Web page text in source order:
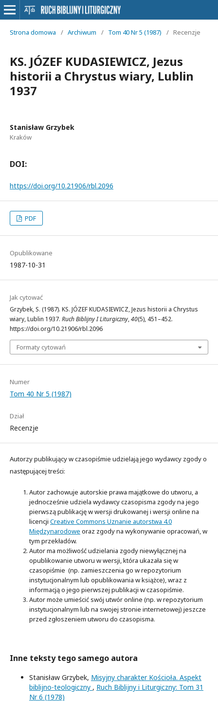
Strona domowa / Archiwum / Tom 40 Nr 5 (1987) / Recenzje
KS. JÓZEF KUDASIEWICZ, Jezus
historii a Chrystus wiary, Lublin
1937
Stanisław Grzybek
Kraków
DOI:
https://doi.org/10.21906/rbl.2096
PDF
Opublikowane
1987-10-31
Jak cytować
Grzybek, S. (1987). KS. JÓZEF KUDASIEWICZ, Jezus historii a Chrystus
wiary, Lublin 1937. Ruch Biblijny I Liturgiczny,40(5), 451–452.
https://doi.org/10.21906/rbl.2096
Formaty cytowań
Numer
Tom 40 Nr 5 (1987)
Dział
Recenzje
Autorzy publikujący w czasopiśmie udzielają jego wydawcy zgody o
następującej treści:
Autor zachowuje autorskie prawa majątkowe do utworu, a
jednocześnie udziela wydawcy czasopisma zgody na jego
pierwszą publikację w wersji drukowanej i wersji online na
licencji Creative Commons Uznanie autorstwa 4.0
Międzynarodowe oraz zgody na wykonywanie opracowań, w
tym przekładów.
Autor ma możliwość udzielania zgody niewyłącznej na
opublikowanie utworu w wersji, która ukazała się w
czasopiśmie (np. zamieszczenia go w repozytorium
instytucjonalnym lub opublikowania w książce), wraz z
informacją o jego pierwszej publikacji w czasopiśmie.
Autor może umieścić swój utwór online (np. w repozytorium
instytucjonalnym lub na swojej stronie internetowej) jeszcze
przed zgłoszeniem utworu do czasopisma.
Inne teksty tego samego autora
Stanisław Grzybek, Misyjny charakter Kościoła. Aspekt
biblijno-teologiczny , Ruch Biblijny i Liturgiczny: Tom 31
Nr 6 (1978)